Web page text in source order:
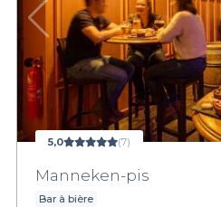
5,0 (7)
Manneken-pis
Bar à bière